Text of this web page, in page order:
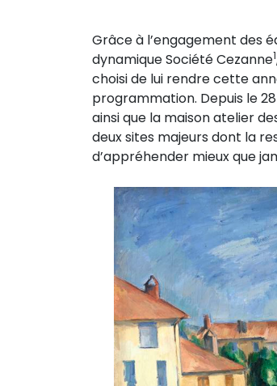
Grâce à l’engagement des
dynamique Société Cezanne1
choisi de lui rendre cette
programmation. Depuis le
ainsi que la maison atelier
deux sites majeurs dont la
d’appréhender mieux que